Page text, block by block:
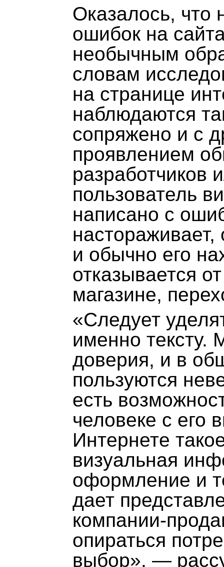
Оказалось, что
ошибок на
необычным
словам
на странице
наблюдаются
сопряжено и с
проявлением
разработчиков
пользователь
написано с
настораживает,
и обычно его
отказывается
магазине,
«Следует
именно тексту.
доверия, и в
пользуются
есть
человеке с его
Интернете
визуальная
оформление и
дает
компании-
опираться
выбор», —